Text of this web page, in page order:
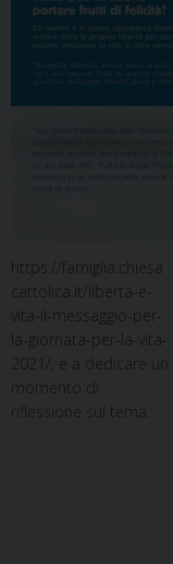
https://famiglia.chiesa
cattolica.it/liberta-e-
vita-il-messaggio-per-
la-giornata-per-la-vita-
2021/
, e a dedicare un
momento di
riflessione sul tema.